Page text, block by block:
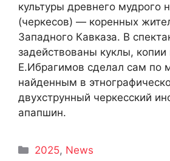
культуры древнего мудрого
(черкесов) — коренных
Западного Кавказа. В
задействованы куклы, копии
Е.Ибрагимов сделал сам по
найденным в
двухструнный черкесский
апапшин.
Рубрики
2025, News